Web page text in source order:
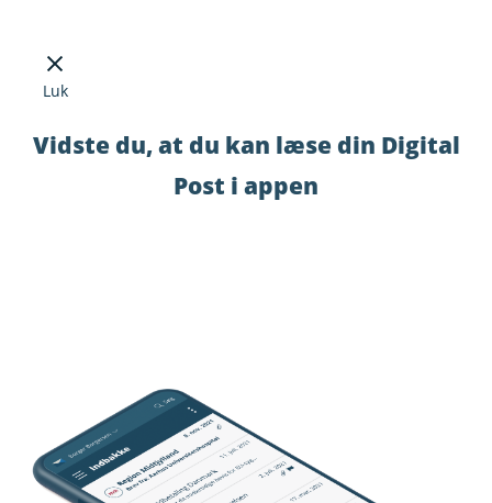
Luk
Vidste du, at du kan læse din Digital
Post i appen